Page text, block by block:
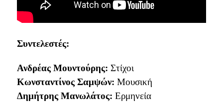
Συντελεστές:
Ανδρέας Μουντούρης: Στίχοι
Κωνσταντίνος Σαμψών: Μουσική
Δημήτρης Μανωλάτος: Ερμηνεία